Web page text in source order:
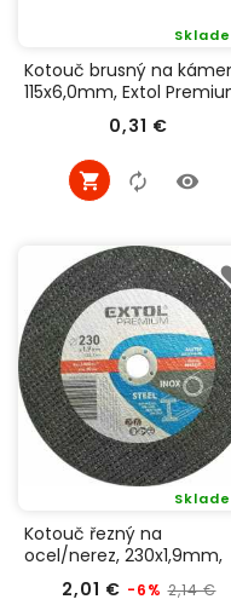
Kotouč brusný na
115x6,0mm, Extol
0,31 €
Kotouč řezný na
ocel/nerez, 230x1,9mm,
Extol Premium 8808119
2,01 € Běžná
-6% 2,14 €